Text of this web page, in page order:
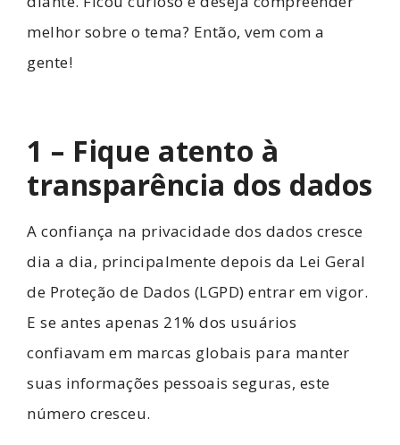
melhor sobre o tema? Então, vem com a
gente!
1 – Fique atento à
transparência dos dados
A confiança na privacidade dos dados cresce
dia a dia, principalmente depois da Lei Geral
de Proteção de Dados (LGPD) entrar em vigor.
E se antes apenas 21% dos usuários
confiavam em marcas globais para manter
suas informações pessoais seguras, este
número cresceu.